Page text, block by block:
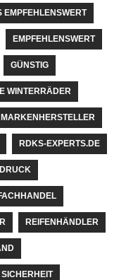
EMPFEHLENSWERT
EMPFEHLENSWERT
GÜNSTIG
WINTERRÄDER
MARKENHERSTELLER
RDKS-EXPERTS.DE
REIFENHÄNDLER
SICHERHEIT